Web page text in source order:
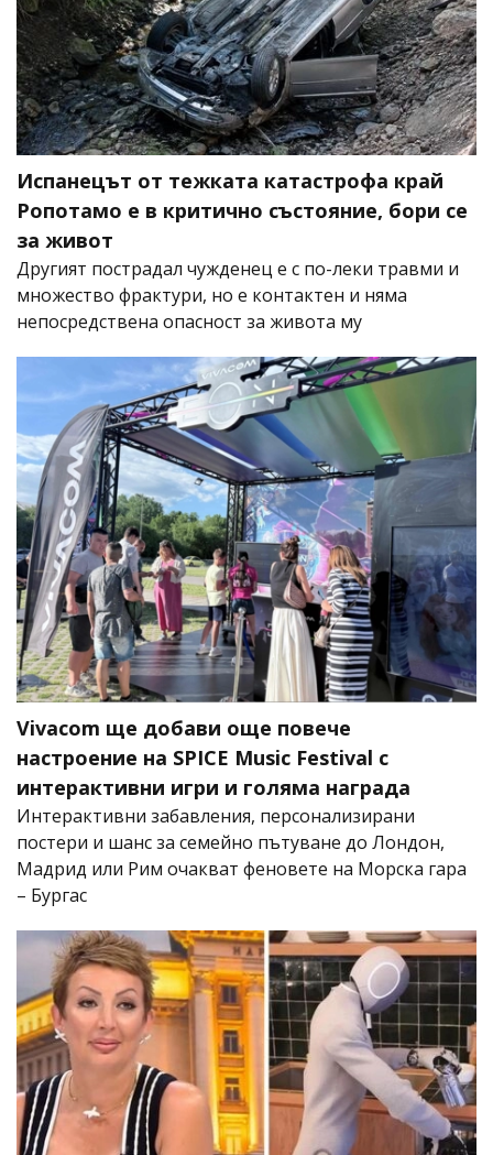
Испанецът от тежката катастрофа край
Ропотамо е в критично състояние, бори се
за живот
Другият пострадал чужденец е с по-леки травми и
множество фрактури, но е контактен и няма
непосредствена опасност за живота му
Vivacom ще добави още повече
настроение на SPICE Music Festival с
интерактивни игри и голяма награда
Интерактивни забавления, персонализирани
постери и шанс за семейно пътуване до Лондон,
Мадрид или Рим очакват феновете на Морска гара
– Бургас